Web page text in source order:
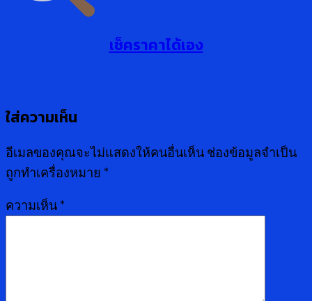
เช็คราคาได้เอง
ใส่ความเห็น
อีเมลของคุณจะไม่แสดงให้คนอื่นเห็น ช่องข้อมูลจำเป็น
ถูกทำเครื่องหมาย *
ความเห็น *